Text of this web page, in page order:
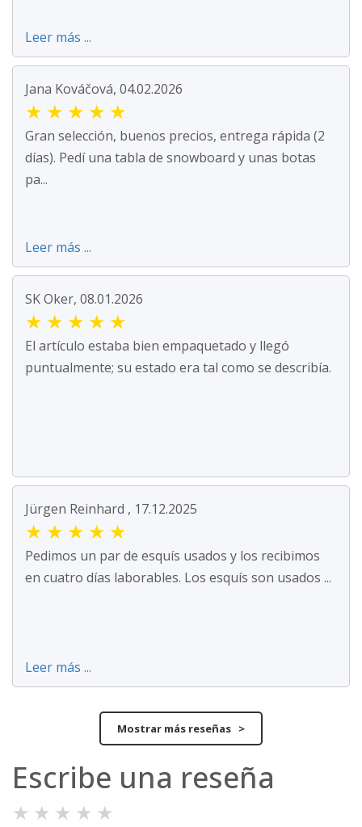
Leer más ...
Jana Kováčová, 04.02.2026
★ ★ ★ ★ ★
Gran selección, buenos precios, entrega rápida (2
días). Pedí una tabla de snowboard y unas botas
pa...
Leer más ...
SK Oker, 08.01.2026
★ ★ ★ ★ ★
El artículo estaba bien empaquetado y llegó
puntualmente; su estado era tal como se describía.
Jürgen Reinhard , 17.12.2025
★ ★ ★ ★ ★
Pedimos un par de esquís usados y los recibimos
en cuatro días laborables. Los esquís son usados ...
Leer más ...
Mostrar más reseñas >
Escribe una reseña
★ ★ ★ ★ ★